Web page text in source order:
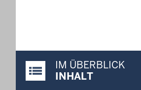
Justiz-Portal im Überblick:
IM ÜBERBLICK
INHALT